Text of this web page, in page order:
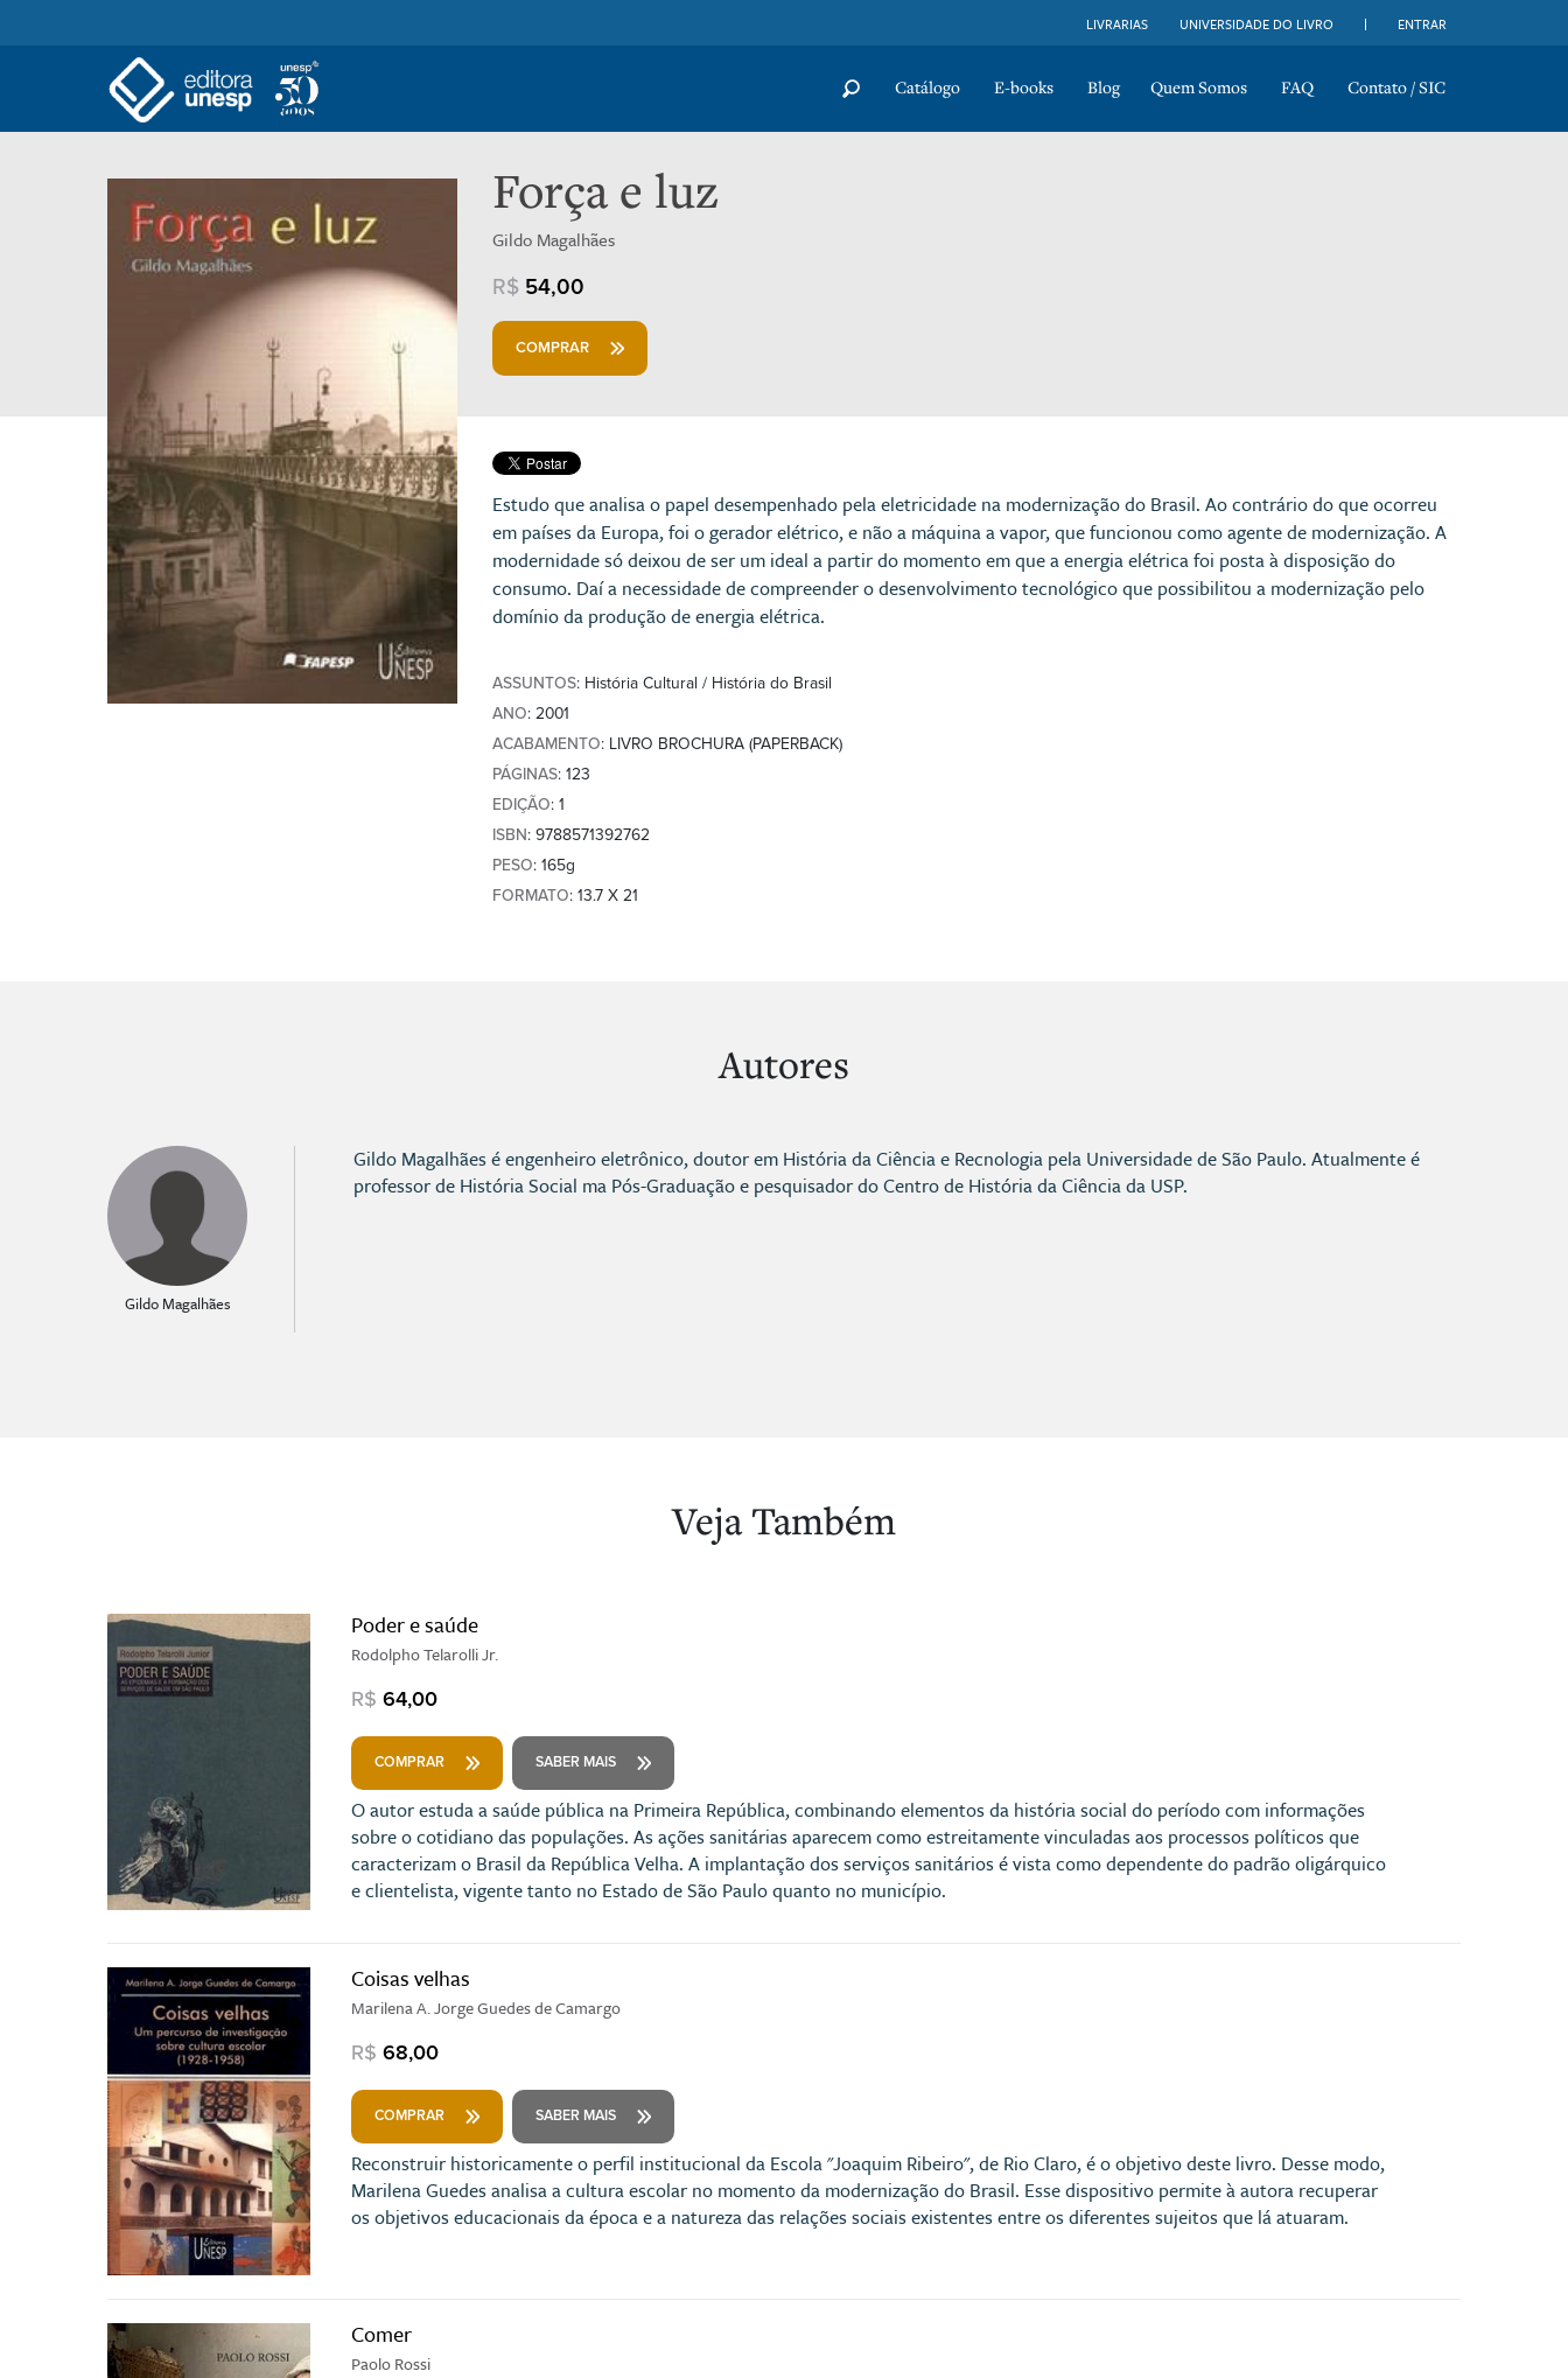
LIVRARIAS UNIVERSIDADE DO LIVRO ENTRAR
Catálogo E-books Blog Quem Somos FAQ Contato / SIC
Força e luz
Gildo Magalhães
R$ 54,00
COMPRAR
Estudo que analisa o papel desempenhado pela eletricidade na modernização do Brasil. Ao contrário do que ocorreu
em países da Europa, foi o gerador elétrico, e não a máquina a vapor, que funcionou como agente de modernização. A
modernidade só deixou de ser um ideal a partir do momento em que a energia elétrica foi posta à disposição do
consumo. Daí a necessidade de compreender o desenvolvimento tecnológico que possibilitou a modernização pelo
domínio da produção de energia elétrica.
ASSUNTOS: História Cultural / História do Brasil
ANO: 2001
ACABAMENTO: LIVRO BROCHURA (PAPERBACK)
PÁGINAS: 123
EDIÇÃO: 1
ISBN: 9788571392762
PESO: 165g
FORMATO: 13.7 X 21
Autores
Gildo Magalhães
Gildo Magalhães é engenheiro eletrônico, doutor em História da Ciência e Recnologia pela Universidade de São Paulo. Atualmente é
professor de História Social ma Pós-Graduação e pesquisador do Centro de História da Ciência da USP.
Veja Também
Poder e saúde
Rodolpho Telarolli Jr.
R$ 64,00
COMPRAR SABER MAIS
O autor estuda a saúde pública na Primeira República, combinando elementos da história social do período com informações
sobre o cotidiano das populações. As ações sanitárias aparecem como estreitamente vinculadas aos processos políticos que
caracterizam o Brasil da República Velha. A implantação dos serviços sanitários é vista como dependente do padrão oligárquico
e clientelista, vigente tanto no Estado de São Paulo quanto no município.
Coisas velhas
Marilena A. Jorge Guedes de Camargo
R$ 68,00
COMPRAR SABER MAIS
Reconstruir historicamente o perfil institucional da Escola "Joaquim Ribeiro", de Rio Claro, é o objetivo deste livro. Desse modo,
Marilena Guedes analisa a cultura escolar no momento da modernização do Brasil. Esse dispositivo permite à autora recuperar
os objetivos educacionais da época e a natureza das relações sociais existentes entre os diferentes sujeitos que lá atuaram.
Comer
Paolo Rossi